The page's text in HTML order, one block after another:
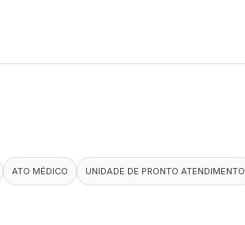
ATO MÉDICO UNIDADE DE PRONTO ATENDIMENTO